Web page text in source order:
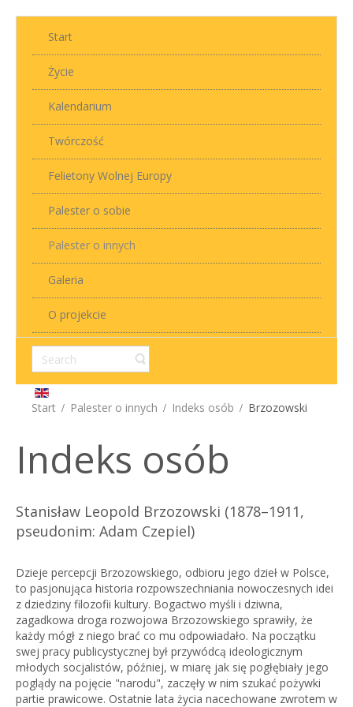
Start
Życie
Kalendarium
Twórczość
Felietony Wolnej Europy
Palester o sobie
Palester o innych
Galeria
O projekcie
Start Palester o innych Indeks osób Brzozowski
Indeks osób
Stanisław Leopold Brzozowski (1878–1911,
pseudonim: Adam Czepiel)
Dzieje percepcji Brzozowskiego, odbioru jego dzieł w Polsce,
to pasjonująca historia rozpowszechniania nowoczesnych idei
z dziedziny filozofii kultury. Bogactwo myśli i dziwna,
zagadkowa droga rozwojowa Brzozowskiego sprawiły, że
każdy mógł z niego brać co mu odpowiadało. Na początku
swej pracy publicystycznej był przywódcą ideologicznym
młodych socjalistów, później, w miarę jak się pogłębiały jego
poglądy na pojęcie "narodu", zaczęły w nim szukać pożywki
partie prawicowe. Ostatnie lata życia nacechowane zwrotem w